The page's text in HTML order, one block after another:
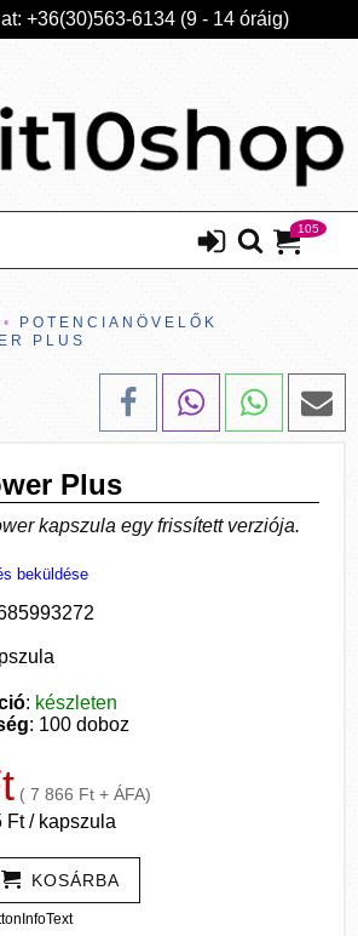
+36(30)563-6134 (9 - 14 óráig)
105
POTENCIANÖVELŐK
PLUS
Plus
kapszula egy frissített verziója.
beküldése
: készleten
: 100 doboz
( 7 866 Ft + ÁFA)
Ft / kapszula
KOSÁRBA